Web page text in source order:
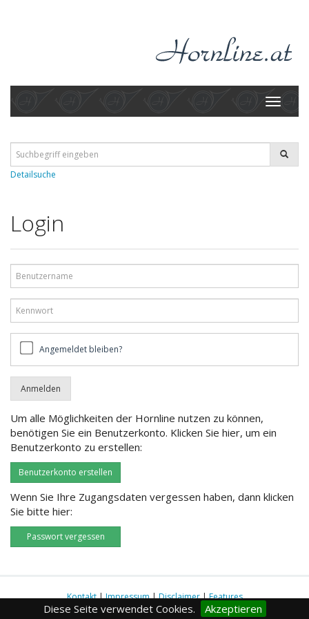
Diese Seite verwendet Cookies. Akzeptieren
Toggle
Detailsuche
Login
bleiben?Angemeldet bleiben?
Um alle Möglichkeiten der Hornline nutzen zu können,
benötigen Sie ein Benutzerkonto. Klicken Sie hier, um ein
Benutzerkonto zu erstellen:
Benutzerkonto erstellen
Wenn Sie Ihre Zugangsdaten vergessen haben, dann klicken
Sie bitte hier:
Passwort vergessen
Kontakt|Impressum|Disclaimer|Features